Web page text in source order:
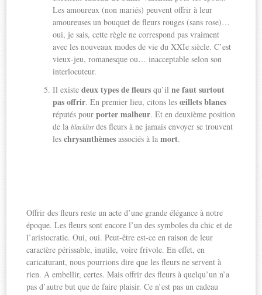
Les amoureux (non mariés) peuvent offrir à leur
amoureuses un bouquet de fleurs rouges (sans rose)…
oui, je sais, cette règle ne correspond pas vraiment
avec les nouveaux modes de vie du XXIe siècle. C’est
vieux-jeu, romanesque ou… inacceptable selon son
interlocuteur.
Il existedeux types de fleurs qu’ilne faut surtout
pas offrir. En premier lieu, citons lesœillets blancs
réputés pourporter malheur. Et en deuxième position
de lablacklistdes fleurs à ne jamais envoyer se trouvent
leschrysanthèmes associés à lamort.
Offrir des fleurs reste un acte d’une grande élégance à notre
époque. Les fleurs sont encore l’un des symboles du chic et de
l’aristocratie. Oui, oui. Peut-être est-ce en raison de leur
caractère périssable, inutile, voire frivole. En effet, en
caricaturant, nous pourrions dire que les fleurs ne servent à
rien. A embellir, certes. Mais offrir des fleurs à quelqu’un n’a
pas d’autre but que de faire plaisir. Ce n’est pas un cadeau